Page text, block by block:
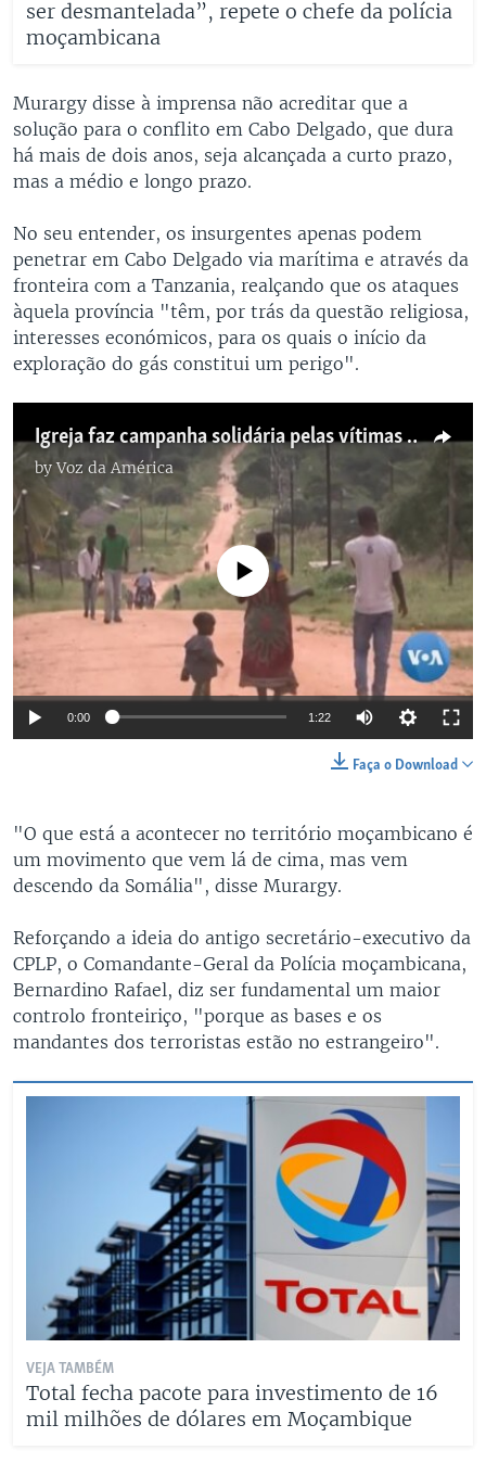
ser desmantelada”, repete o chefe da polícia
moçambicana
Murargy disse à imprensa não acreditar que a
solução para o conflito em Cabo Delgado, que dura
há mais de dois anos, seja alcançada a curto prazo,
mas a médio e longo prazo.
No seu entender, os insurgentes apenas podem
penetrar em Cabo Delgado via marítima e através da
fronteira com a Tanzania, realçando que os ataques
àquela província "têm, por trás da questão religiosa,
interesses económicos, para os quais o início da
exploração do gás constitui um perigo".
Igreja faz campanha solidária pelas vítimas da guerra em Cabo Delgado
byVoz da América
No media source currently available
0:00 1:22
Faça o Download
"O que está a acontecer no território moçambicano é
um movimento que vem lá de cima, mas vem
descendo da Somália", disse Murargy.
Reforçando a ideia do antigo secretário-executivo da
CPLP, o Comandante-Geral da Polícia moçambicana,
Bernardino Rafael, diz ser fundamental um maior
controlo fronteiriço, "porque as bases e os
mandantes dos terroristas estão no estrangeiro".
VEJA TAMBÉM
Total fecha pacote para investimento de 16
mil milhões de dólares em Moçambique